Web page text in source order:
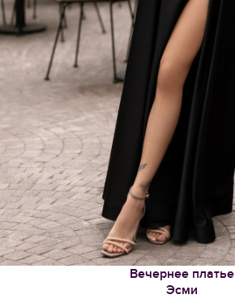
Вечернее платье
Эсми